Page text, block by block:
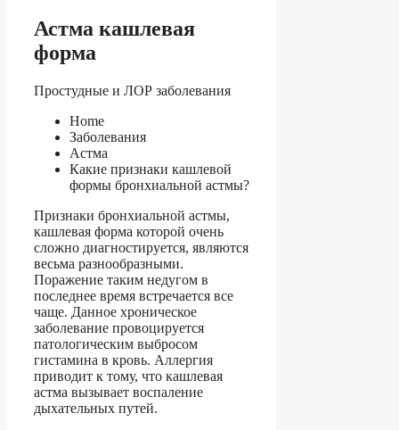
Астма кашлевая
форма
Простудные и ЛОР заболевания
Home
Заболевания
Астма
Какие признаки кашлевой
формы бронхиальной астмы?
Признаки бронхиальной астмы,
кашлевая форма которой очень
сложно диагностируется, являются
весьма разнообразными.
Поражение таким недугом в
последнее время встречается все
чаще. Данное хроническое
заболевание провоцируется
патологическим выбросом
гистамина в кровь. Аллергия
приводит к тому, что кашлевая
астма вызывает воспаление
дыхательных путей.